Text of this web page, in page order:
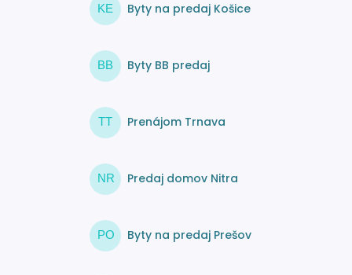
KE Byty na predaj Košice
BB Byty BB predaj
TT Prenájom Trnava
NR Predaj domov Nitra
PO Byty na predaj Prešov